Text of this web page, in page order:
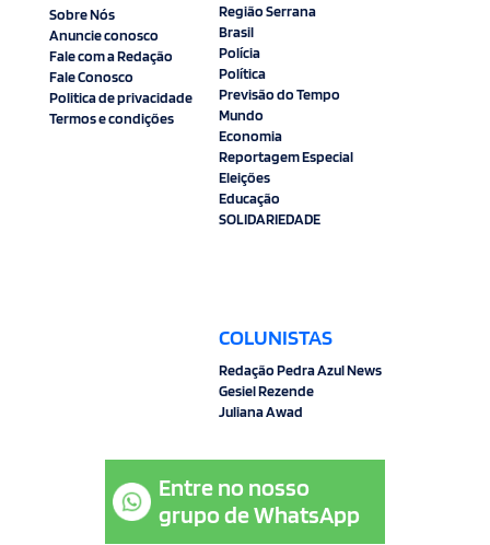
Sobre Nós
Anuncie conosco
Fale com a Redação
Fale Conosco
Politica de privacidade
Termos e condições
Região Serrana
Brasil
Polícia
Política
Previsão do Tempo
Mundo
Economia
Reportagem Especial
Eleições
Educação
SOLIDARIEDADE
COLUNISTAS
Redação Pedra Azul News
Gesiel Rezende
Juliana Awad
Entre no nosso
grupo de WhatsApp